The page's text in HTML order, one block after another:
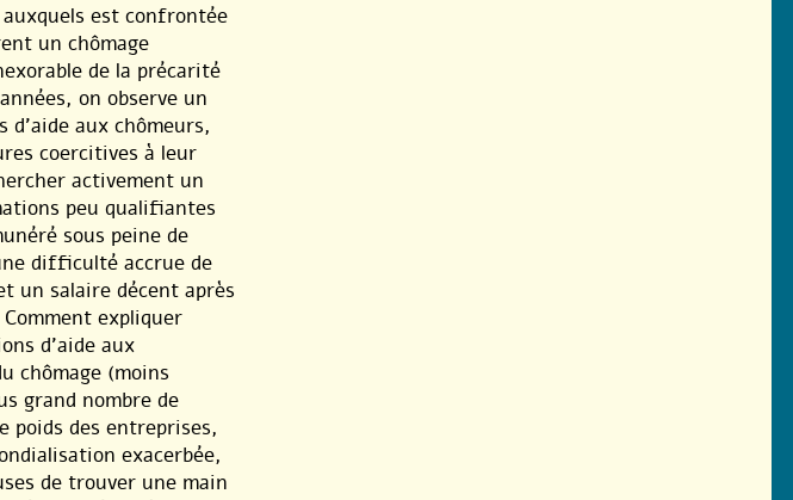
est confrontée
un chômage
de la précarité
on observe un
aux chômeurs,
coercitives à leur
activement un
peu qualifiantes
sous peine de
difficulté accrue de
un salaire décent après
expliquer
d’aide aux
chômage (moins
grand nombre de
poids des entreprises,
exacerbée,
de trouver une main